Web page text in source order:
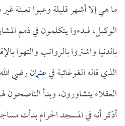
ما هي إلا أشهر قليلة وعبوا تعبئة
الوكيل، فبدءوا يتكلمون في ذمم
بالدنيا واشتروا بالرواتب والتهوا
الذي قاله الغوغائية فيعثمانرضي
العقلاء يتشاورون، وبدأ
أذكر أنه في المسجد الحرام بدأت